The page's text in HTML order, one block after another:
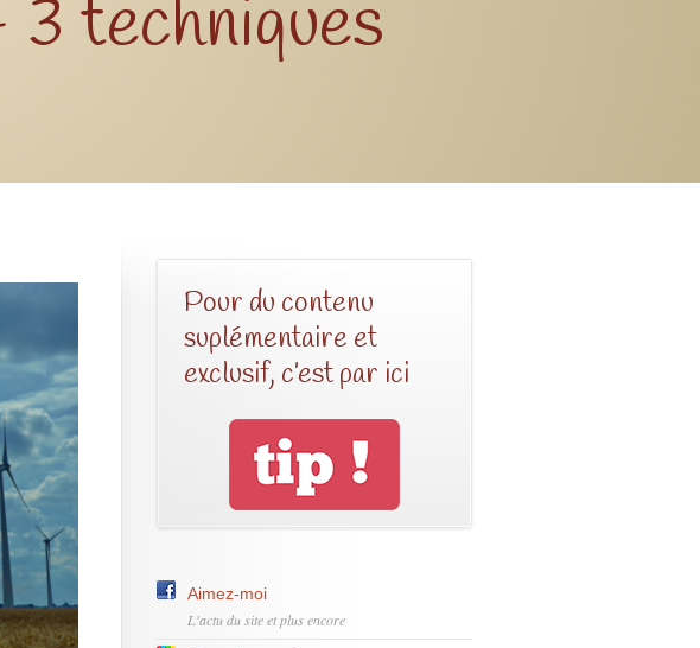
techniques
Pour du contenu
suplémentaire et
exclusif, c’est par ici
Aimez-moi
L'actu du site et plus encore